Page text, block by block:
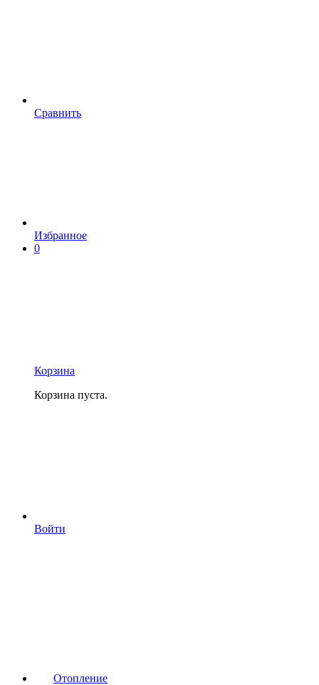
Сравнить
Избранное
0
Корзина
Корзина пуста.
Войти
Отопление